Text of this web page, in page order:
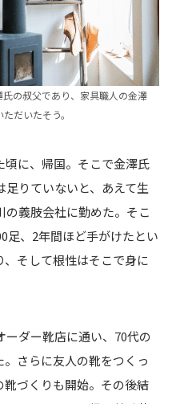
の叔父であり、家具職人の金澤
だいたそう。
頃に、帰国。そこで金澤氏
足りていないと、あえて生
義肢会社に勤めた。そこ
足、2年間ほど手がけたとい
そして根性はそこで身に
ーダー靴店に通い、70代の
さらに友人の靴をつくっ
づくりも開始。その後結